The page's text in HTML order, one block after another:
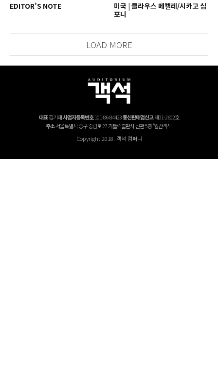
EDITOR’S NOTE
미국 | 클라우스 메켈레/시카고 심
포니
LOAD MORE
대표김기태사업자등록번호101-86-84423통신판매업신고제01-2602호
주소서울특별시 중구 중림로 27 가톨릭출판사 신관 5층 '월간객석'
Copyright 2018. 객석 컴퍼니